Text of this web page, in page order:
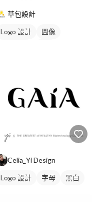
草包設計
Logo 設計
圖像
Celia_Yi Design
Logo 設計 字母 黑白